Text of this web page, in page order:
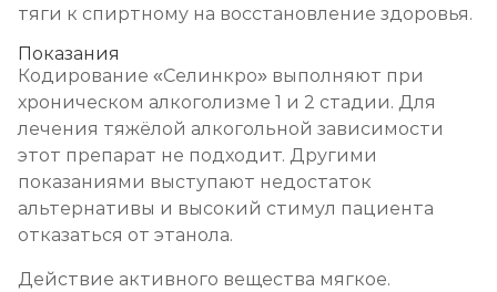
тяги к спиртному на восстановление здоровья.
Показания
Кодирование «Селинкро» выполняют при
хроническом алкоголизме 1 и 2 стадии. Для
лечения тяжёлой алкогольной зависимости
этот препарат не подходит. Другими
показаниями выступают недостаток
альтернативы и высокий стимул пациента
отказаться от этанола.
Действие активного вещества мягкое.